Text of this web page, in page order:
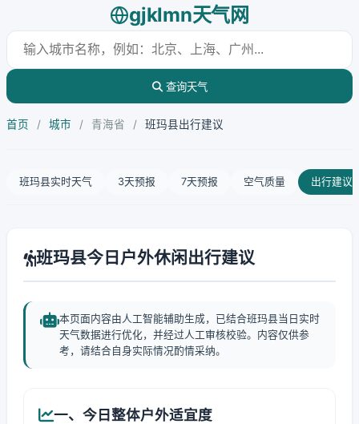
gjklmn天气网
查询天气
首页 / 城市 / 青海省 / 班玛县出行建议
班玛县实时天气 3天预报 7天预报 空气质量 出行建议
班玛县今日户外休闲出行建议
本页面内容由人工智能辅助生成，已结合班玛县当日实时
天气数据进行优化，并经过人工审核校验。内容仅供参
考，请结合自身实际情况酌情采纳。
一、今日整体户外适宜度